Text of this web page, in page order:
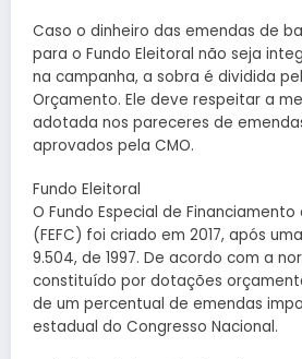
Caso o dinheiro das emendas de
para o Fundo Eleitoral não seja
na campanha, a sobra é dividida
Orçamento. Ele deve respeitar a
adotada nos pareceres de
aprovados pela CMO.
Fundo Eleitoral
O Fundo Especial de
(FEFC) foi criado em 2017, após
9.504, de 1997. De acordo com a
constituído por dotações
de um percentual de emendas
estadual do Congresso Nacional.